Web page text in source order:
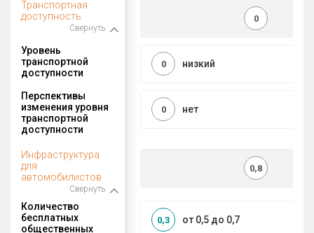
Транспортная
доступность
Свернуть
0
Уровень
транспортной
доступности
низкий
0
Перспективы
изменения уровня
транспортной
доступности
нет
0
Инфраструктура
для
автомобилистов
Свернуть
0,8
Количество
бесплатных
общественных
от 0,5 до 0,7
0,3